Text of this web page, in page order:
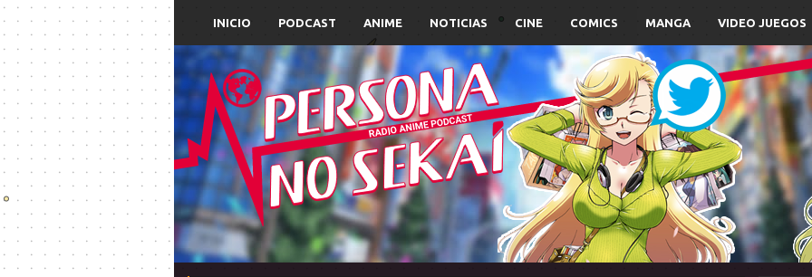
INICIO PODCAST ANIME NOTICIAS CINE COMICS MANGA VIDEO JUEGOS